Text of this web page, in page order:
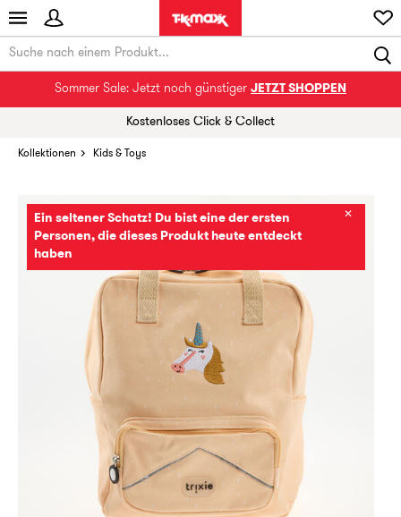
Sommer Sale: Jetzt noch günstiger JETZT SHOPPEN
Kostenloses Click & Collect
Kollektionen Kids & Toys
Ein seltener Schatz! Du bist eine der ersten
Personen, die dieses Produkt heute entdeckt
haben
✕